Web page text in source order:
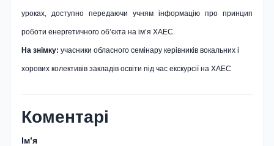
уроках, доступно передаючи учням інформацію про принцип
роботи енергетичного об’єкта на ім’я ХАЕС.
На знімку: учасники обласного семінару керівників вокальних і
хорових колективів закладів освіти під час екскурсії на ХАЕС
Коментарі
Імʼя